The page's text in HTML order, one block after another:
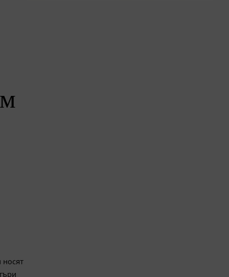
носят